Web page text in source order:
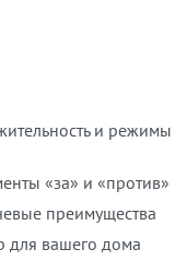
и режимы
«за» и «против»
преимущества
для вашего дома